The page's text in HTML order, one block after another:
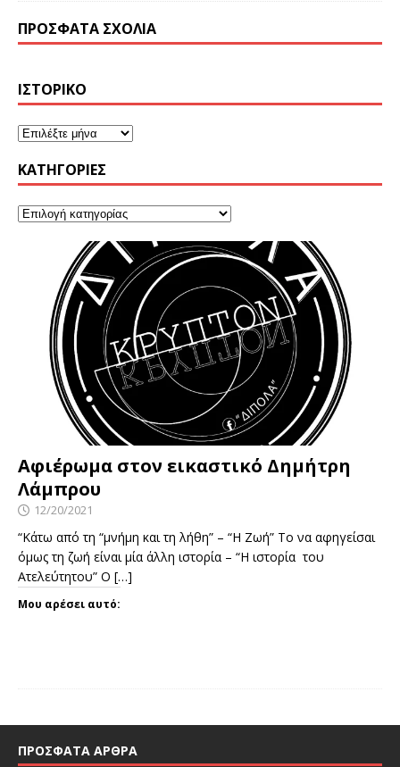
ΠΡΌΣΦΑΤΑ ΣΧΌΛΙΑ
ΙΣΤΟΡΙΚΌ
KΑΤΗΓΟΡΊΕΣ
Αφιέρωμα στον εικαστικό Δημήτρη
Λάμπρου
12/20/2021
“Κάτω από τη “μνήμη και τη λήθη” – “Η Ζωή” Το να αφηγείσαι
όμως τη ζωή είναι μία άλλη ιστορία – “Η ιστορία του
Ατελεύτητου” Ο […]
Μου αρέσει αυτό:
ΠΡΌΣΦΑΤΑ ΆΡΘΡΑ